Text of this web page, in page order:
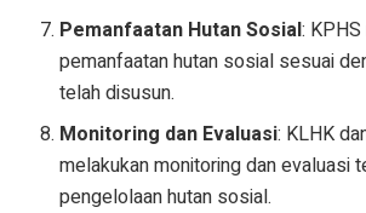
Pemanfaatan Hutan Sosial:
pemanfaatan hutan sosial sesuai
telah disusun.
Monitoring dan Evaluasi: KLHK
melakukan monitoring dan evaluasi
pengelolaan hutan sosial.